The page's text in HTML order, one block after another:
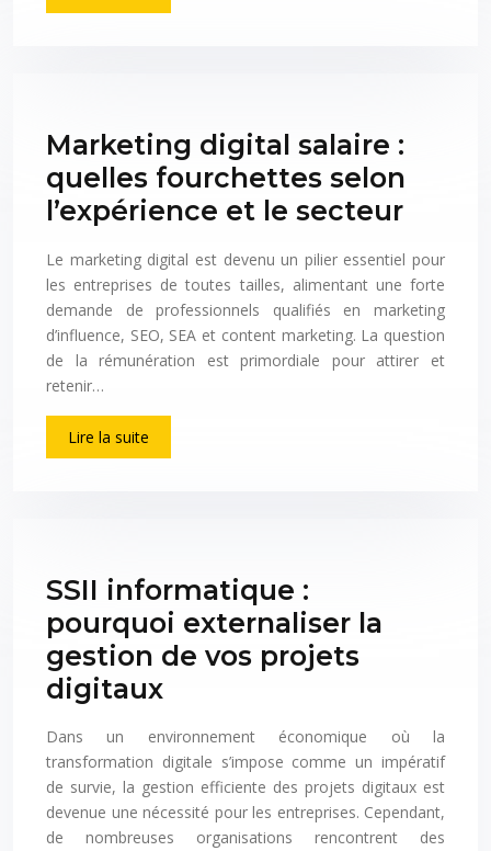
Marketing digital salaire :
quelles fourchettes selon
l’expérience et le secteur
Le marketing digital est devenu un pilier essentiel pour
les entreprises de toutes tailles, alimentant une forte
demande de professionnels qualifiés en marketing
d’influence, SEO, SEA et content marketing. La question
de la rémunération est primordiale pour attirer et
retenir…
Lire la suite
SSII informatique :
pourquoi externaliser la
gestion de vos projets
digitaux
Dans un environnement économique où la
transformation digitale s’impose comme un impératif
de survie, la gestion efficiente des projets digitaux est
devenue une nécessité pour les entreprises. Cependant,
de nombreuses organisations rencontrent des